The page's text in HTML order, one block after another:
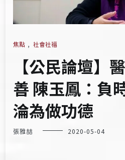
焦點 , 社會社福
【公民論壇】
善 陳玉鳳：負
淪為做功德
張雅喆 2020-05-04